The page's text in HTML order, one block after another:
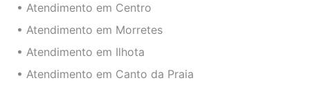
• Atendimento em Centro
• Atendimento em Morretes
• Atendimento em Ilhota
• Atendimento em Canto da Praia